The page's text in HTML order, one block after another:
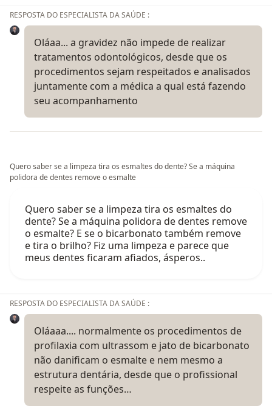
RESPOSTA DO ESPECIALISTA DA SAÚDE :
Oláaa... a gravidez não impede de realizar
tratamentos odontológicos, desde que os
procedimentos sejam respeitados e analisados
juntamente com a médica a qual está fazendo
seu acompanhamento
Quero saber se a limpeza tira os esmaltes do dente? Se a máquina
polidora de dentes remove o esmalte
Quero saber se a limpeza tira os esmaltes do
dente? Se a máquina polidora de dentes remove
o esmalte? E se o bicarbonato também remove
e tira o brilho? Fiz uma limpeza e parece que
meus dentes ficaram afiados, ásperos..
RESPOSTA DO ESPECIALISTA DA SAÚDE :
Oláaaa.... normalmente os procedimentos de
profilaxia com ultrassom e jato de bicarbonato
não danificam o esmalte e nem mesmo a
estrutura dentária, desde que o profissional
respeite as funções…